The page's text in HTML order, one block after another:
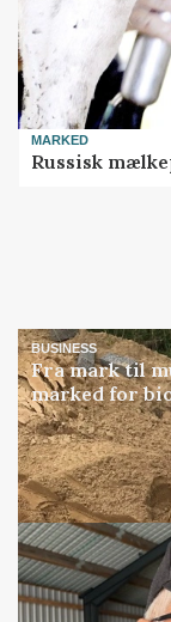
MARKED
Russisk
BUSINESS
Fra mark til
marked for